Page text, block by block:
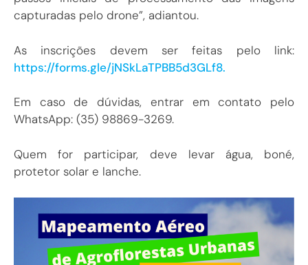
capturadas pelo drone”, adiantou.
As inscrições devem ser feitas pelo link:
https://forms.gle/jNSkLaTPBB5d3GLf8.
Em caso de dúvidas, entrar em contato pelo
WhatsApp: (35) 98869-3269.
Quem for participar, deve levar água, boné,
protetor solar e lanche.